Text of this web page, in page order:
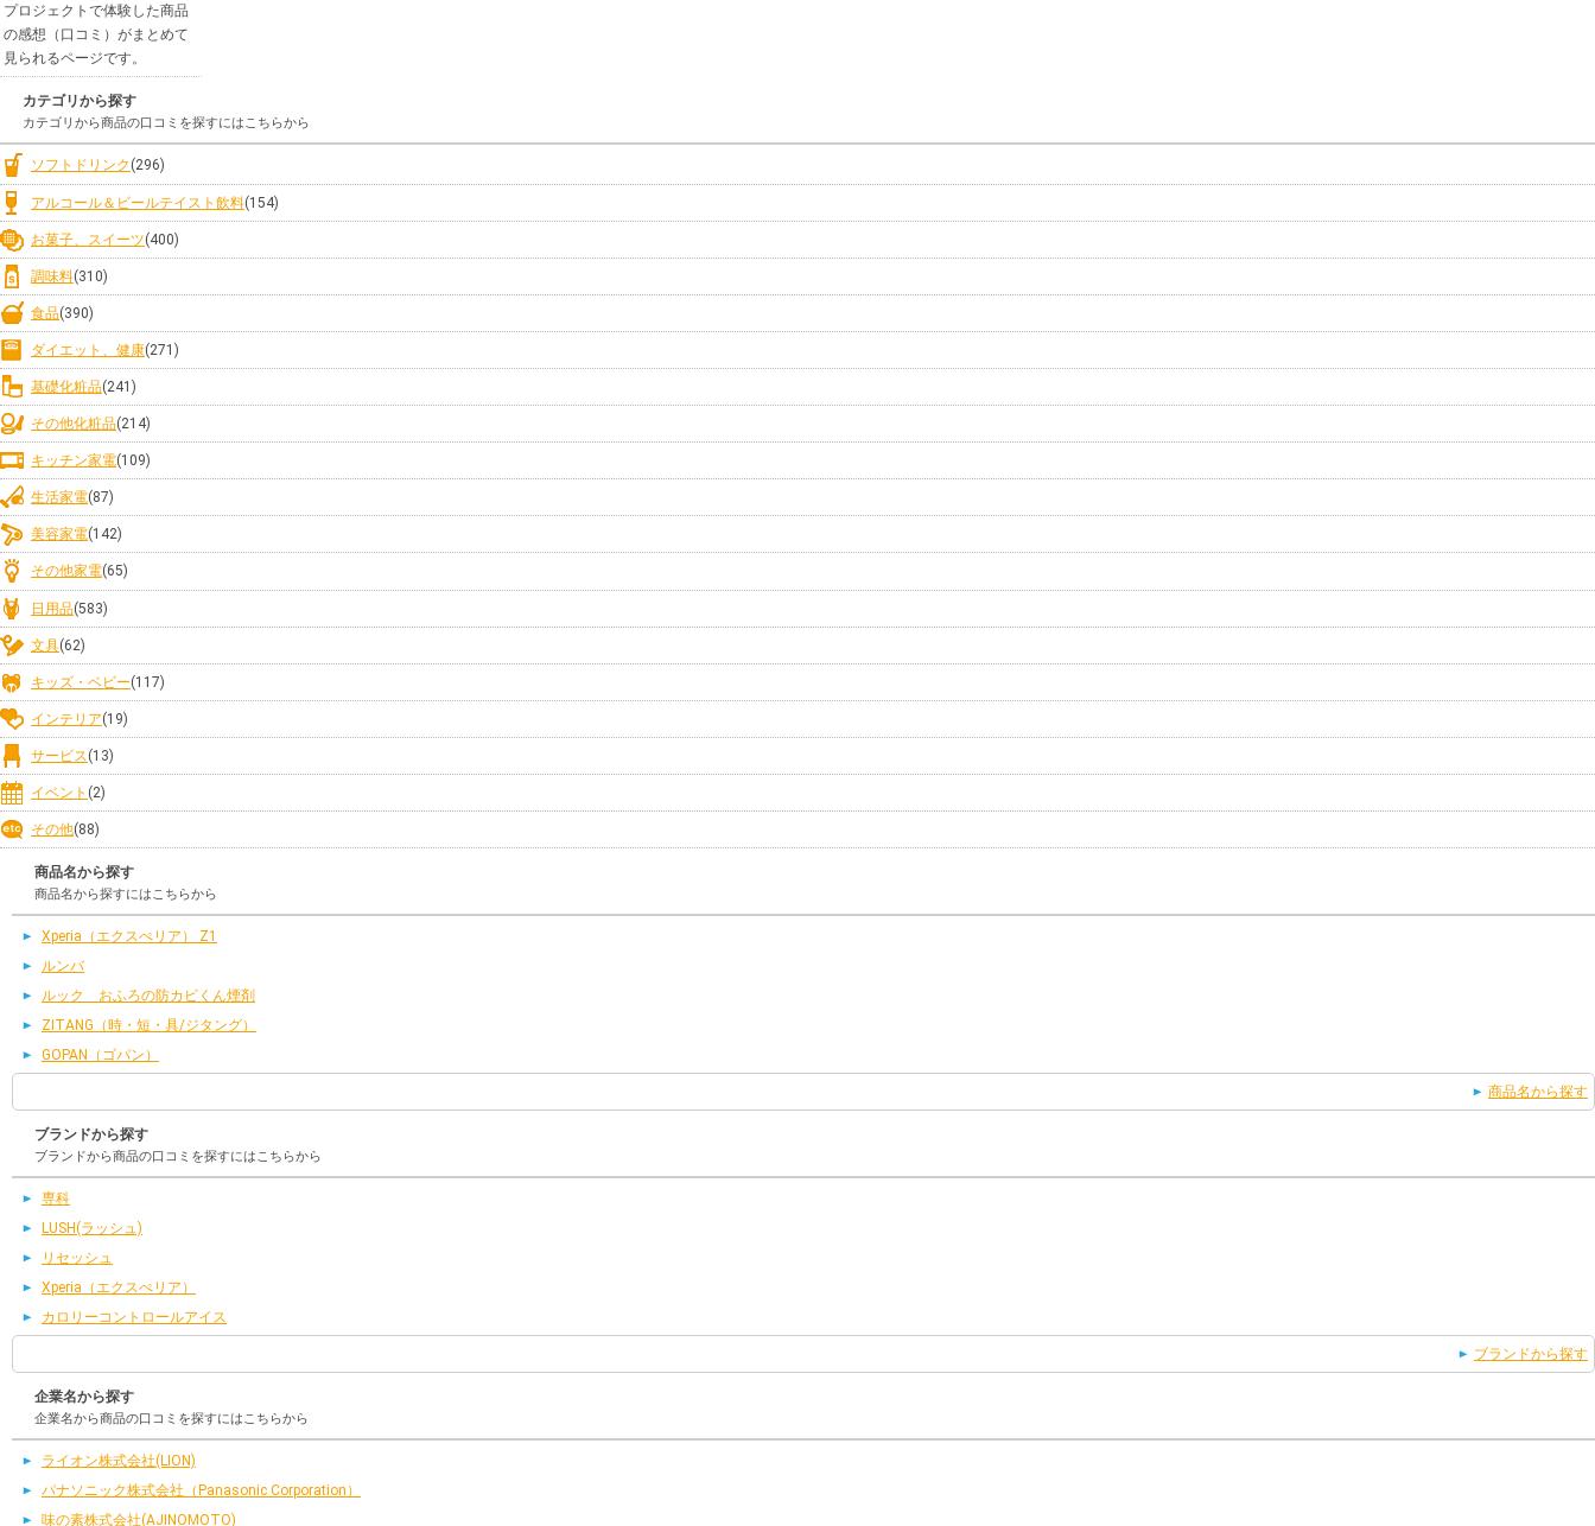
プロジェクトで体験した商品
の感想（口コミ）がまとめて
見られるページです。
カテゴリから探す
カテゴリから商品の口コミを探すにはこちらから
ソフトドリンク (296)
アルコール＆ビールテイスト飲料(154)
お菓子、スイーツ(400)
調味料(310)
食品(390)
ダイエット、健康(271)
基礎化粧品(241)
その他化粧品(214)
キッチン家電(109)
生活家電(87)
美容家電(142)
その他家電(65)
日用品(583)
文具(62)
キッズ・ベビー(117)
インテリア(19)
サービス(13)
イベント (2)
その他(88)
商品名から探す
商品名から探すにはこちらから
Xperia（エクスぺリア） Z1
ルンバ
ルック おふろの防カビくん煙剤
ZITANG（時・短・具/ジタング）
GOPAN（ゴパン）
商品名から探す
ブランドから探す
ブランドから商品の口コミを探すにはこちらから
専科
LUSH(ラッシュ)
リセッシュ
Xperia（エクスぺリア）
カロリーコントロールアイス
ブランドから探す
企業名から探す
企業名から商品の口コミを探すにはこちらから
ライオン株式会社(LION)
パナソニック株式会社（Panasonic Corporation）
味の素株式会社(AJINOMOTO)